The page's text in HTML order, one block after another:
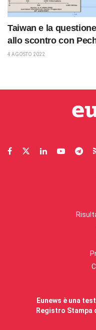
Taiwan e la
allo scontro con
4 AGOSTO 2022
Eunews è una
Registro Stampa